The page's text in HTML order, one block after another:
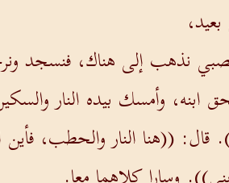
نذهب إلى هناك، فنسجد
وأمسك بيده النار
((هنا النار والحطب،